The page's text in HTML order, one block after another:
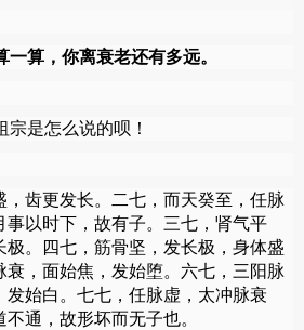
算，你离衰老还有多远。
是怎么说的呗！
，齿更发长。二七，而天癸至，任脉
事以时下，故有子。三七，肾气平
极。四七，筋骨坚，发长极，身体盛
衰，面始焦，发始堕。六七，三阳脉
发始白。七七，任脉虚，太冲脉衰
通，故形坏而无子也。